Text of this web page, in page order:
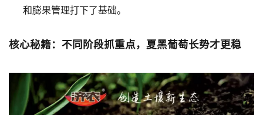
和膨果管理打下了基础。
核心秘籍：不同阶段抓重点，夏黑葡萄长势才更稳